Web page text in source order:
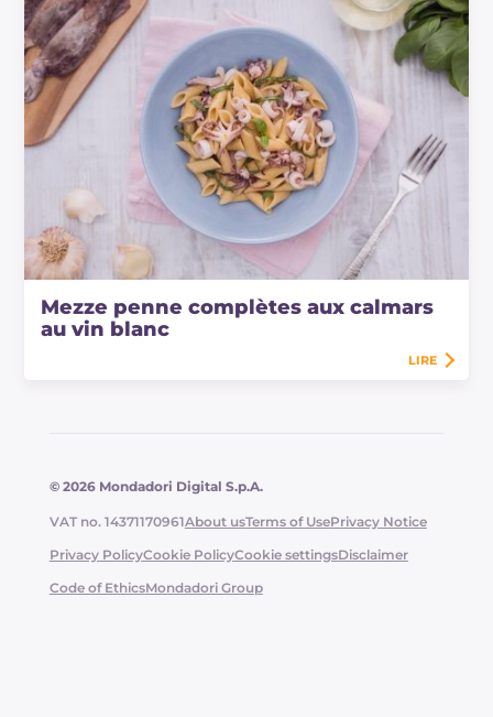
Mezze penne complètes aux calmars
au vin blanc
LIRE
© 2026 Mondadori Digital S.p.A.
VAT no. 14371170961About usTerms of UsePrivacy Notice
Privacy PolicyCookie PolicyCookie settingsDisclaimer
Code of EthicsMondadori Group